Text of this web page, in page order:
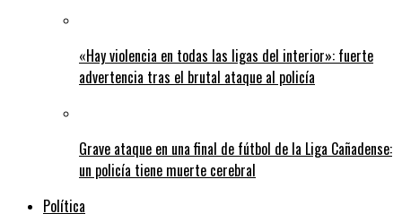
«Hay violencia en todas las ligas del interior»: fuerte
advertencia tras el brutal ataque al policía
Grave ataque en una final de fútbol de la Liga Cañadense:
un policía tiene muerte cerebral
Política